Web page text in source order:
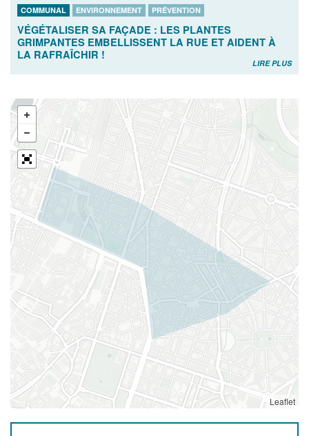
COMMUNAL ENVIRONNEMENT PRÉVENTION
VÉGÉTALISER SA FAÇADE : LES PLANTES
GRIMPANTES EMBELLISSENT LA RUE ET AIDENT À
LA RAFRAÎCHIR !
LIRE PLUS
Leaflet